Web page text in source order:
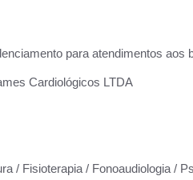
para atendimentos aos
Cardiológicos LTDA
/ Fisioterapia / Fonoaudiologia /